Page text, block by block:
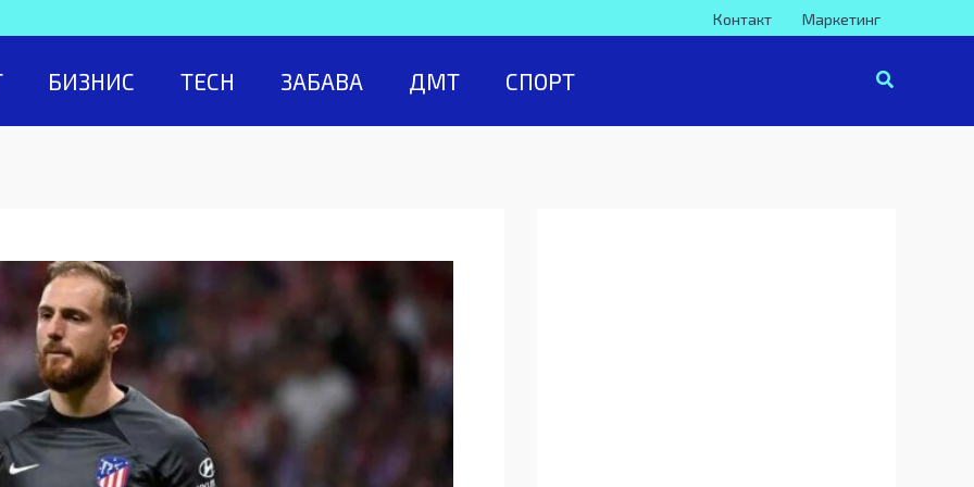
Контакт Маркетинг
БИЗНИС TECH ЗАБАВА ДМТ СПОРТ